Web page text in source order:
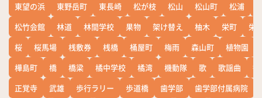
東望の浜
東野岳町 東長崎 松が枝 松山 松山町 松浦
松竹会館
林道 林間学校 果物 架け替え 柚木 栄町
栄
桜
桜馬場 桟敷券 桟橋 桶屋町 梅雨 森山町 植物園
樺島町
橋 橋梁 橘中学校 橘湾 機動隊 歌 歌謡曲
正覚寺
武雄 歩行ラリー 歩道橋 歯学部 歯学部付属病院